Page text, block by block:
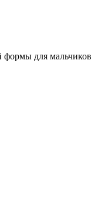
для мальчиков